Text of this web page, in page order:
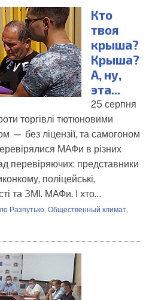
Кто
твоя
крыша?
Крыша?
А, ну,
эта...
25 серпня
торгівлі тютюновими
— без ліцензії, та самогоном
МАФи в різних
перевіряючих: представники
поліцейські,
та ЗМІ. МАФи. І хто…
Разпутько, Общественный климат,